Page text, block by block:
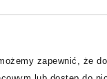
zapewnić, że